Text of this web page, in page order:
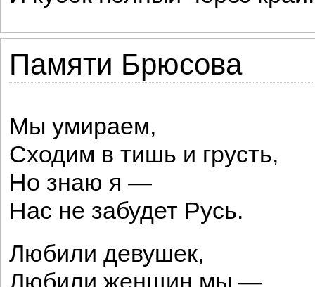
Памяти Брюсова
Мы умираем,
Сходим в тишь и грусть,
Но знаю я —
Нас не забудет Русь.
Любили девушек,
Любили женщин мы —